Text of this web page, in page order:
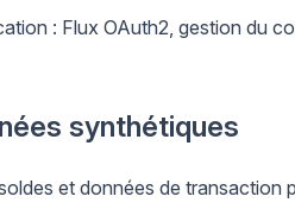
: Flux OAuth2, gestion du
synthétiques
et données de transaction